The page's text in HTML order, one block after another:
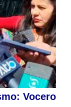
Vocero